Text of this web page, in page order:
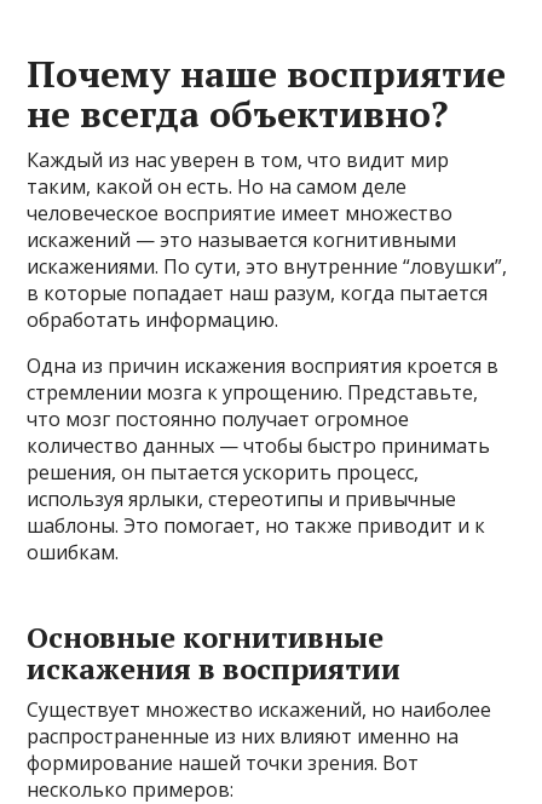
Почему наше восприятие
не всегда объективно?
Каждый из нас уверен в том, что видит мир
таким, какой он есть. Но на самом деле
человеческое восприятие имеет множество
искажений — это называется когнитивными
искажениями. По сути, это внутренние “ловушки”,
в которые попадает наш разум, когда пытается
обработать информацию.
Одна из причин искажения восприятия кроется в
стремлении мозга к упрощению. Представьте,
что мозг постоянно получает огромное
количество данных — чтобы быстро принимать
решения, он пытается ускорить процесс,
используя ярлыки, стереотипы и привычные
шаблоны. Это помогает, но также приводит и к
ошибкам.
Основные когнитивные
искажения в восприятии
Существует множество искажений, но наиболее
распространенные из них влияют именно на
формирование нашей точки зрения. Вот
несколько примеров: